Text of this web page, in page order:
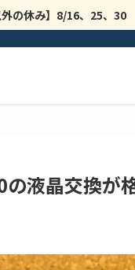
外の休み】8/16、25、
液晶交換が